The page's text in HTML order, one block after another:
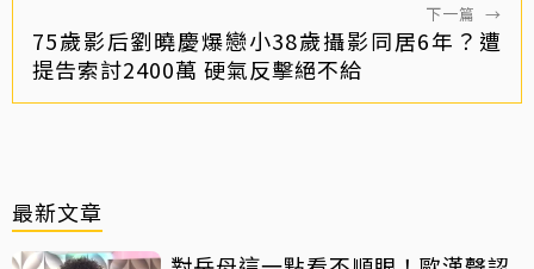
下一篇 →
75歲影后劉曉慶爆戀小38歲攝影同居6年？遭
提告索討2400萬 硬氣反擊絕不給
最新文章